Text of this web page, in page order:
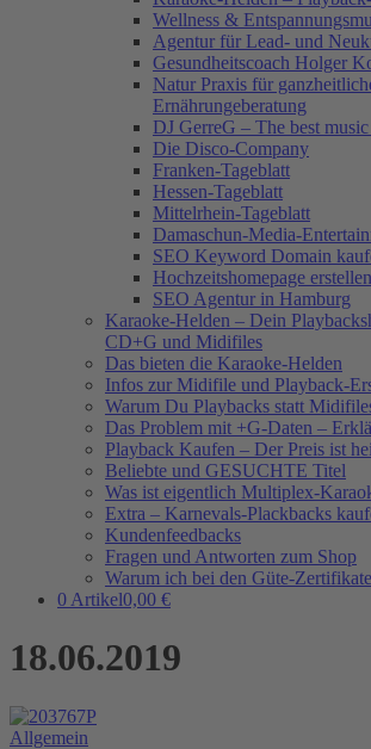
Wellness &
Agentur für Lead- und
Gesundheitscoach Holger
Natur Praxis für
Ernährungeberatung
DJ GerreG – The best
Die Disco-Company
Franken-Tageblatt
Hessen-Tageblatt
Mittelrhein-Tageblatt
Damaschun-Media-
SEO Keyword Domain
Hochzeitshomepage erstellen
SEO Agentur in Hamburg
Karaoke-Helden – Dein
CD+G und Midifiles
Das bieten die Karaoke-Helden
Infos zur Midifile und Playback-
Warum Du Playbacks statt
Das Problem mit +G-Daten –
Playback Kaufen – Der Preis ist
Beliebte und GESUCHTE Titel
Was ist eigentlich Multiplex-
Extra – Karnevals-Plackbacks
Kundenfeedbacks
Fragen und Antworten zum Shop
Warum ich bei den Güte-
0 Artikel0,00 €
18.06.2019
Allgemein